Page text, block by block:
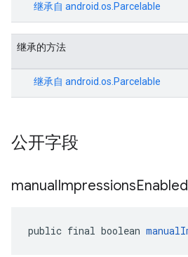
继承自 android.os.Parcelable
继承的方法
继承自 android.os.Parcelable
公开字段
manualImpressionsEnabled
public final boolean